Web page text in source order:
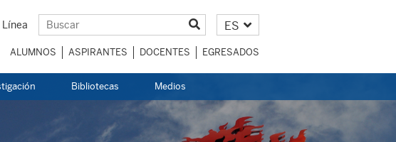
ES
ALUMNOS ASPIRANTES DOCENTES EGRESADOS
Bibliotecas Medios